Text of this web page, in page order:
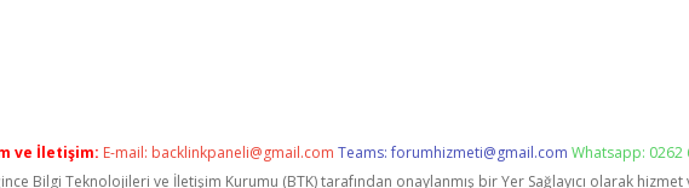
ve İletişim: E-mail: backlinkpaneli@gmail.com Teams:forumhizmeti@gmail.com Whatsapp: 0262
Bilgi Teknolojileri ve İletişim Kurumu (BTK) tarafından onaylanmış bir Yer Sağlayıcı olarak